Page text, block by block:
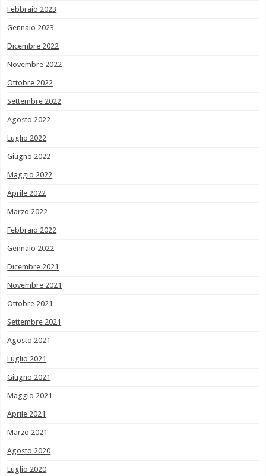
Febbraio 2023
Gennaio 2023
Dicembre 2022
Novembre 2022
Ottobre 2022
Settembre 2022
Agosto 2022
Luglio 2022
Giugno 2022
Maggio 2022
Aprile 2022
Marzo 2022
Febbraio 2022
Gennaio 2022
Dicembre 2021
Novembre 2021
Ottobre 2021
Settembre 2021
Agosto 2021
Luglio 2021
Giugno 2021
Maggio 2021
Aprile 2021
Marzo 2021
Agosto 2020
Luglio 2020